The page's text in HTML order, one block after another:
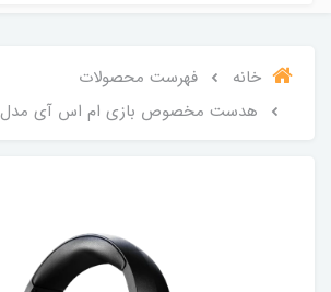
خانه
فهرست محصولات
هدست مخصوص بازی ام اس آی مدل IMMERSE GH61